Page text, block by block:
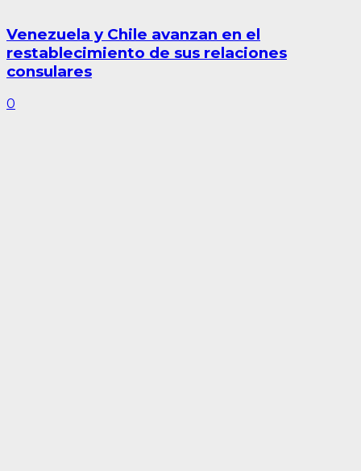
Venezuela y Chile avanzan en el
restablecimiento de sus relaciones
consulares
0